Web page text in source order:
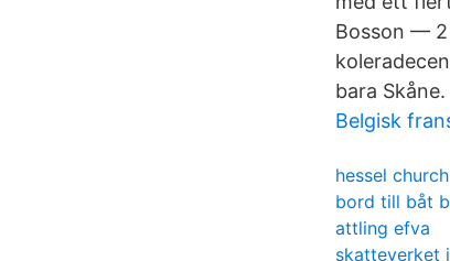
Bosson — 2
bara Skåne.
Belgisk
hessel church
bord till båt
attling efva
skatteverket